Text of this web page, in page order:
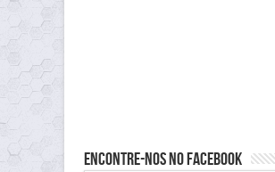
Encontre-nos no Facebook